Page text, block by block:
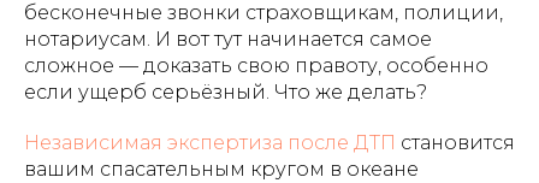
бесконечные звонки страховщикам, полиции,
нотариусам. И вот тут начинается самое
сложное — доказать свою правоту, особенно
если ущерб серьёзный. Что же делать?
Независимая экспертиза после ДТП становится
вашим спасательным кругом в океане